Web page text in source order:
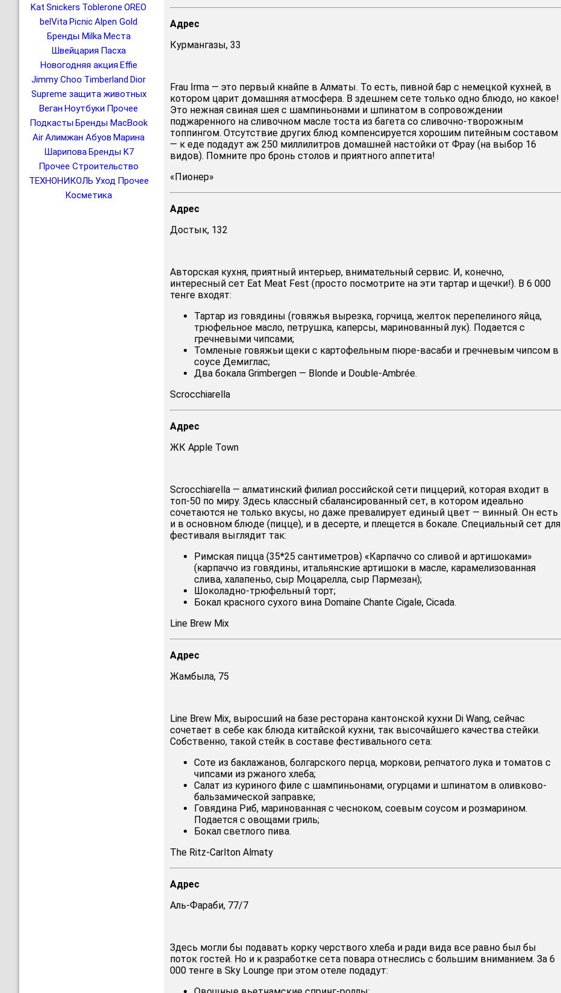
Kat Snickers Toblerone OREO
belVita Picnic Alpen Gold
Бренды Milka Места
Швейцария Пасха
Новогодняя акция Effie
Jimmy Choo Timberland Dior
Supreme защита животных
Веган Ноутбуки Прочее
Подкасты Бренды MacBook
AirАлимжан Абуов Марина
Шарипова Бренды K7
Прочее Строительство
ТЕХНОНИКОЛЬ Уход Прочее
Косметика
Адрес
Курмангазы, 33
Frau Irma — это первый кнайпе в Алматы. То есть, пивной бар с немецкой кухней, в
котором царит домашняя атмосфера. В здешнем сете только одно блюдо, но какое!
Это нежная свиная шея с шампиньонами и шпинатом в сопровождении
поджаренного на сливочном масле тоста из багета со сливочно-творожным
топпингом. Отсутствие других блюд компенсируется хорошим питейным составом
— к еде подадут аж 250 миллилитров домашней настойки от Фрау (на выбор 16
видов). Помните про бронь столов и приятного аппетита!
«Пионер»
Адрес
Достык, 132
Авторская кухня, приятный интерьер, внимательный сервис. И, конечно,
интересный сет Eat Meat Fest (просто посмотрите на эти тартар и щечки!). В 6 000
тенге входят:
Тартар из говядины (говяжья вырезка, горчица, желток перепелиного яйца,
трюфельное масло, петрушка, каперсы, маринованный лук). Подается с
гречневыми чипсами;
Томленые говяжьи щеки с картофельным пюре-васаби и гречневым чипсом в
соусе Демиглас;
Два бокала Grimbergen — Blonde и Double-Ambrée.
Scrocchiarella
Адрес
ЖК Apple Town
Scrocchiarella — алматинский филиал российской сети пиццерий, которая входит в
топ-50 по миру. Здесь классный сбалансированный сет, в котором идеально
сочетаются не только вкусы, но даже превалирует единый цвет — винный. Он есть
и в основном блюде (пицце), и в десерте, и плещется в бокале. Специальный сет для
фестиваля выглядит так:
Римская пицца (35*25 сантиметров) «Карпаччо со сливой и артишоками»
(карпаччо из говядины, итальянские артишоки в масле, карамелизованная
слива, халапеньо, сыр Моцарелла, сыр Пармезан);
Шоколадно-трюфельный торт;
Бокал красного сухого вина Domaine Chante Cigale, Cicada.
Line Brew Mix
Адрес
Жамбыла, 75
Line Brew Mix, выросший на базе ресторана кантонской кухни Di Wang, сейчас
сочетает в себе как блюда китайской кухни, так высочайшего качества стейки.
Собственно, такой стейк в составе фестивального сета:
Соте из баклажанов, болгарского перца, моркови, репчатого лука и томатов с
чипсами из ржаного хлеба;
Салат из куриного филе с шампиньонами, огурцами и шпинатом в оливково-
бальзамической заправке;
Говядина Риб, маринованная с чесноком, соевым соусом и розмарином.
Подается с овощами гриль;
Бокал светлого пива.
The Ritz-Carlton Almaty
Адрес
Аль-Фараби, 77/7
Здесь могли бы подавать корку черствого хлеба и ради вида все равно был бы
поток гостей. Но и к разработке сета повара отнеслись с большим вниманием. За 6
000 тенге в Sky Lounge при этом отеле подадут: